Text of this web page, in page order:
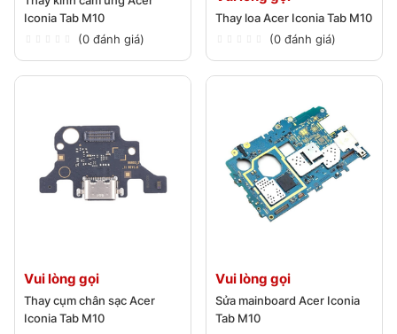
Iconia Tab M10
(0 đánh giá)
Thay loa Acer Iconia Tab M10
(0 đánh giá)
Vui lòng gọi
Thay cụm chân sạc Acer
Iconia Tab M10
Vui lòng gọi
Sửa mainboard Acer Iconia
Tab M10